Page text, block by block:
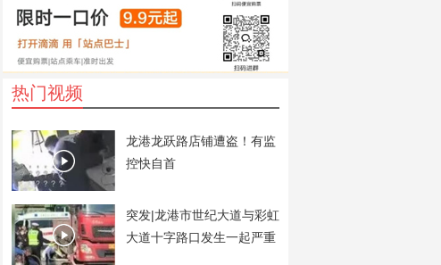
热门视频
龙港龙跃路店铺遭盗！有监
控快自首
突发|龙港市世纪大道与彩虹
大道十字路口发生一起严重